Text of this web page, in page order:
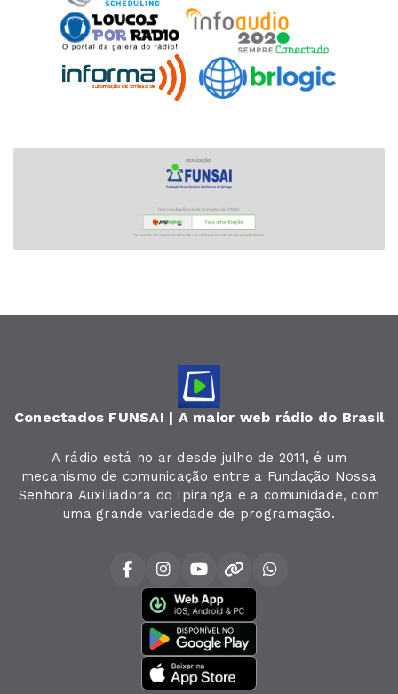
Conectados FUNSAI | A maior web rádio do Brasil
A rádio está no ar desde julho de 2011, é um
mecanismo de comunicação entre a Fundação Nossa
Senhora Auxiliadora do Ipiranga e a comunidade, com
uma grande variedade de programação.